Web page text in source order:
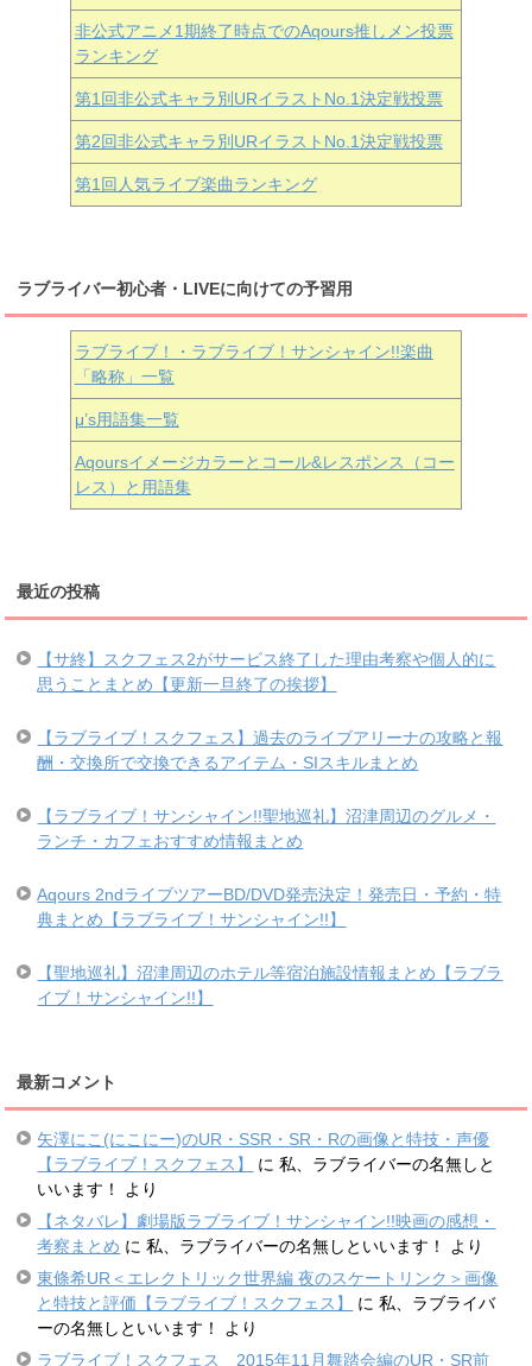
非公式アニメ1期終了時点でのAqours推しメン投票
ランキング
第1回非公式キャラ別URイラストNo.1決定戦投票
第2回非公式キャラ別URイラストNo.1決定戦投票
第1回人気ライブ楽曲ランキング
ラブライバー初心者・LIVEに向けての予習用
ラブライブ！・ラブライブ！サンシャイン!!楽曲
「略称」一覧
μ’s用語集一覧
Aqoursイメージカラーとコール&レスポンス（コー
レス）と用語集
最近の投稿
【サ終】スクフェス2がサービス終了した理由考察や個人的に
思うことまとめ【更新一旦終了の挨拶】
【ラブライブ！スクフェス】過去のライブアリーナの攻略と報
酬・交換所で交換できるアイテム・SIスキルまとめ
【ラブライブ！サンシャイン!!聖地巡礼】沼津周辺のグルメ・
ランチ・カフェおすすめ情報まとめ
Aqours 2ndライブツアーBD/DVD発売決定！発売日・予約・特
典まとめ【ラブライブ！サンシャイン!!】
【聖地巡礼】沼津周辺のホテル等宿泊施設情報まとめ【ラブラ
イブ！サンシャイン!!】
最新コメント
矢澤にこ(にこにー)のUR・SSR・SR・Rの画像と特技・声優
【ラブライブ！スクフェス】
に私、ラブライバーの名無しと
いいます！
より
【ネタバレ】劇場版ラブライブ！サンシャイン!!映画の感想・
考察まとめ に私、ラブライバーの名無しといいます！
より
東條希UR＜エレクトリック世界編 夜のスケートリンク＞画像
と特技と評価【ラブライブ！スクフェス】
に私、ラブライバ
ーの名無しといいます！
より
ラブライブ！スクフェス 2015年11月舞踏会編のUR・SR前